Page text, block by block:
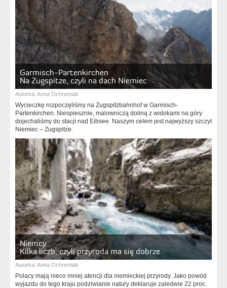
Garmisch-Partenkirchen
Na Zugspitze, czyli na dach Niemiec
Autorka: Anna Ochremiak
Wycieczkę rozpoczęliśmy na Zugspitzbahnhof w Garmisch-
Partenkirchen. Niespiesznie, malowniczą doliną z widokami na góry
dojechaliśmy do stacji nad Eibsee. Naszym celem jest najwyższy szczyt
Niemiec – Zugspitze.
Niemcy
Kilka liczb, czyli przyroda ma się dobrze
Autorka: Anna Ochremiak
Polacy mają nieco mniej atencji dla niemieckiej przyrody. Jako powód
wyjazdu do tego kraju podziwianie natury deklaruje zaledwie 22 proc.